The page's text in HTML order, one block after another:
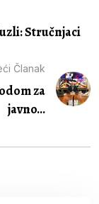
Stručnjaci
Članak
za
javno...